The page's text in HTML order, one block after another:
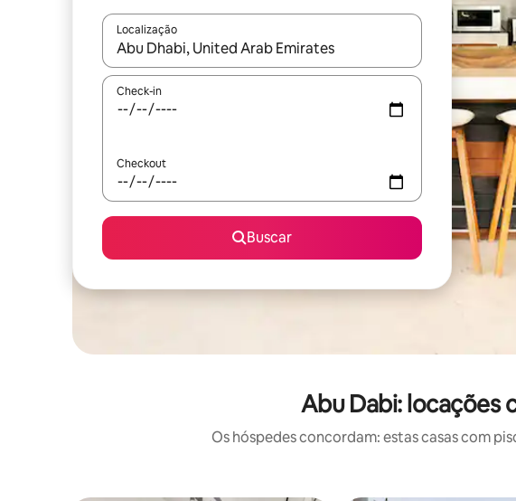
Localização
Quando os resultados estiverem disponíveis, explore-os usando as
Check-in
Checkout
Buscar
Abu Dabi: locações
Os hóspedes concordam: estas casas com